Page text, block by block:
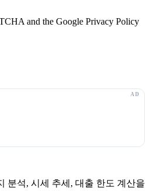
and the Google Privacy Policy
분석, 시세 추세, 대출 한도 계산을